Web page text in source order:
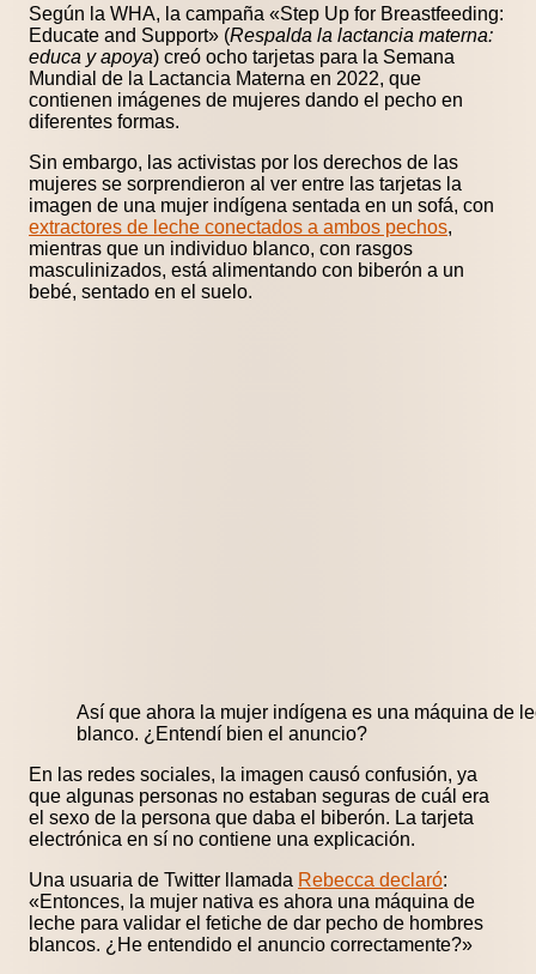
Según la WHA, la campaña «Step Up for Breastfeeding:
Educate and Support» (Respalda la lactancia materna:
educa y apoya) creó ocho tarjetas para la Semana
Mundial de la Lactancia Materna en 2022, que
contienen imágenes de mujeres dando el pecho en
diferentes formas.
Sin embargo, las activistas por los derechos de las
mujeres se sorprendieron al ver entre las tarjetas la
imagen de una mujer indígena sentada en un sofá, con
extractores de leche conectados a ambos pechos,
mientras que un individuo blanco, con rasgos
masculinizados, está alimentando con biberón a un
bebé, sentado en el suelo.
Así que ahora la mujer indígena es una máquina de
blanco. ¿Entendí bien el anuncio?
En las redes sociales, la imagen causó confusión, ya
que algunas personas no estaban seguras de cuál era
el sexo de la persona que daba el biberón. La tarjeta
electrónica en sí no contiene una explicación.
Una usuaria de Twitter llamada Rebecca declaró:
«Entonces, la mujer nativa es ahora una máquina de
leche para validar el fetiche de dar pecho de hombres
blancos. ¿He entendido el anuncio correctamente?»